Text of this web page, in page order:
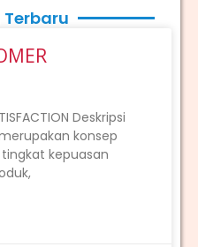
Deskripsi
konsep
kepuasan